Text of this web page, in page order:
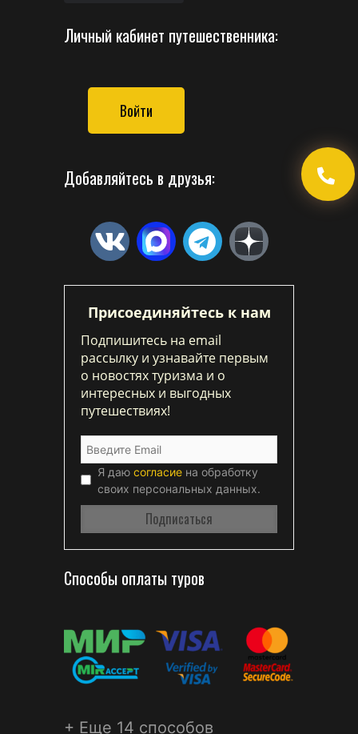
Личный кабинет путешественника:
Войти
Добавляйтесь в друзья:
Присоединяйтесь к нам
Подпишитесь на email
рассылку и узнавайте первым
о новостях туризма и о
интересных и выгодных
путешествиях!
Я даю согласие на обработку
своих персональных данных.
Способы оплаты туров
+ Еще 14 способов